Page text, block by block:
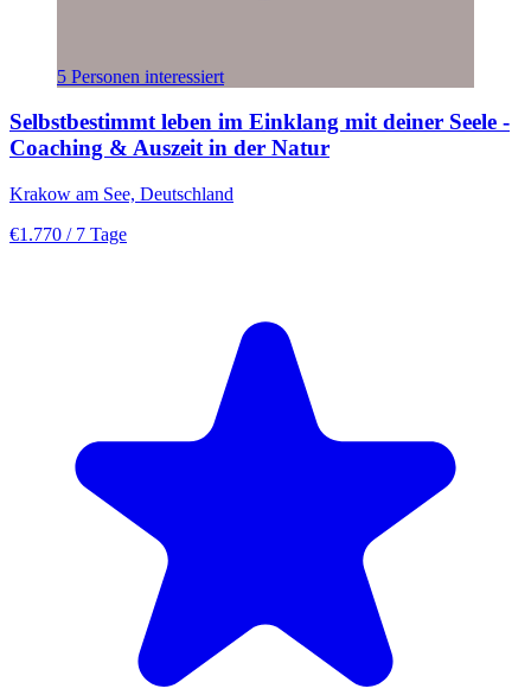
5 Personen interessiert
Selbstbestimmt leben im Einklang mit deiner Seele -
Coaching & Auszeit in der Natur
Krakow am See, Deutschland
€1.770 / 7 Tage